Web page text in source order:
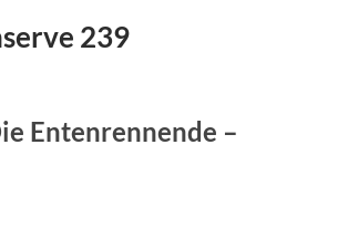
239
Entenrennende –